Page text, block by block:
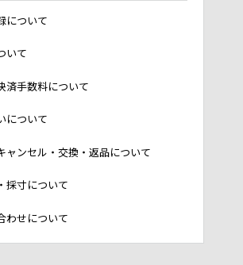
について
いて
済手数料について
について
ャンセル・交換・返品について
採寸について
わせについて